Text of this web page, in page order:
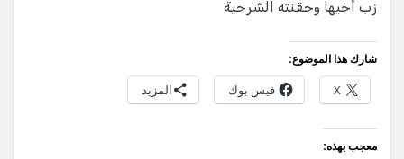
زب أخيها وحقنته الشرجية
شارك هذا الموضوع:
X فيس بوك المزيد
معجب بهذه: